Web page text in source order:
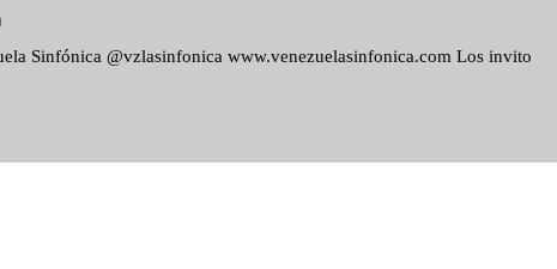
Sinfónica @vzlasinfonica www.venezuelasinfonica.com Los invito